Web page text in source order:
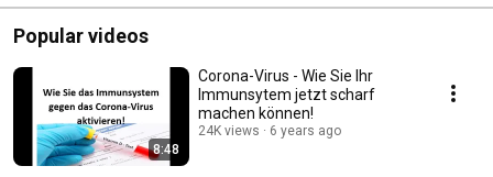
Popular videos
8:48
Corona-Virus - Wie Sie Ihr
Immunsytem jetzt scharf
machen können!
24K views 6 years ago